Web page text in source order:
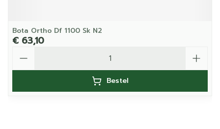
Bota Ortho Df 1100 Sk N2
€ 63,10
Bestel